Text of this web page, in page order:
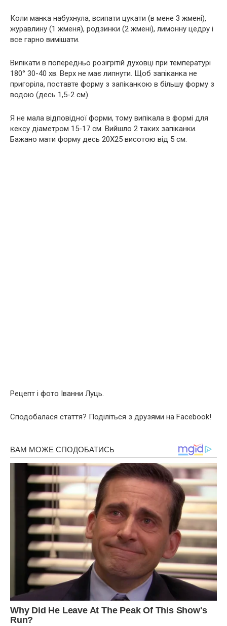
Коли манка набухнула, всипати цукати (в мене 3 жмені),
журавлину (1 жменя), родзинки (2 жмені), лимонну цедру і
все гарно вимішати.
Випікати в попередньо розігрітій духовці при температурі
180° 30-40 хв. Верх не має липнути. Щоб запіканка не
пригоріла, поставте форму з запіканкою в більшу форму з
водою (десь 1,5-2 см).
Я не мала відповідної форми, тому випікала в формі для
кексу діаметром 15-17 см. Вийшло 2 таких запіканки.
Бажано мати форму десь 20Х25 висотою від 5 см.
Рецепт і фото Іванни Луць.
Сподобалася стаття? Поділіться з друзями на Facebook!